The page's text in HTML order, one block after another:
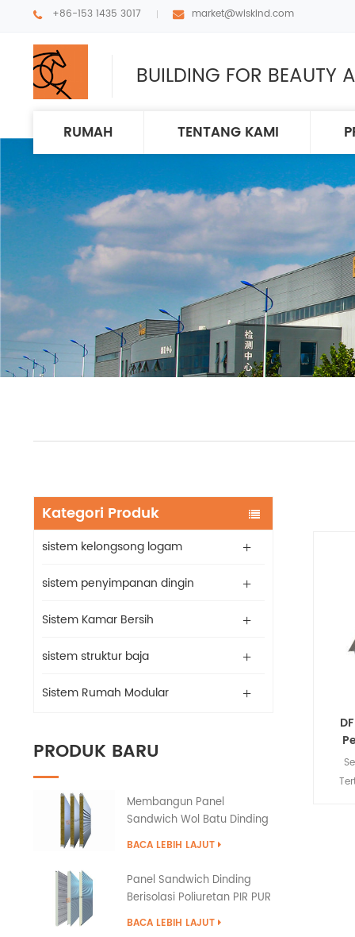
+86-153 1435 3017 market@wiskind.com
BUILDING FOR BEAUTY
RUMAH TENTANG KAMI
Kategori Produk
sistem kelongsong logam
sistem penyimpanan dingin
Sistem Kamar Bersih
sistem struktur baja
Sistem Rumah Modular
PRODUK BARU
Membangun Panel
Sandwich Wol Batu Dinding
Eksterior dengan
BACA LEBIH LAJUT
Panel Sandwich Dinding
Berisolasi Poliuretan PIR PUR
PU
BACA LEBIH LAJUT